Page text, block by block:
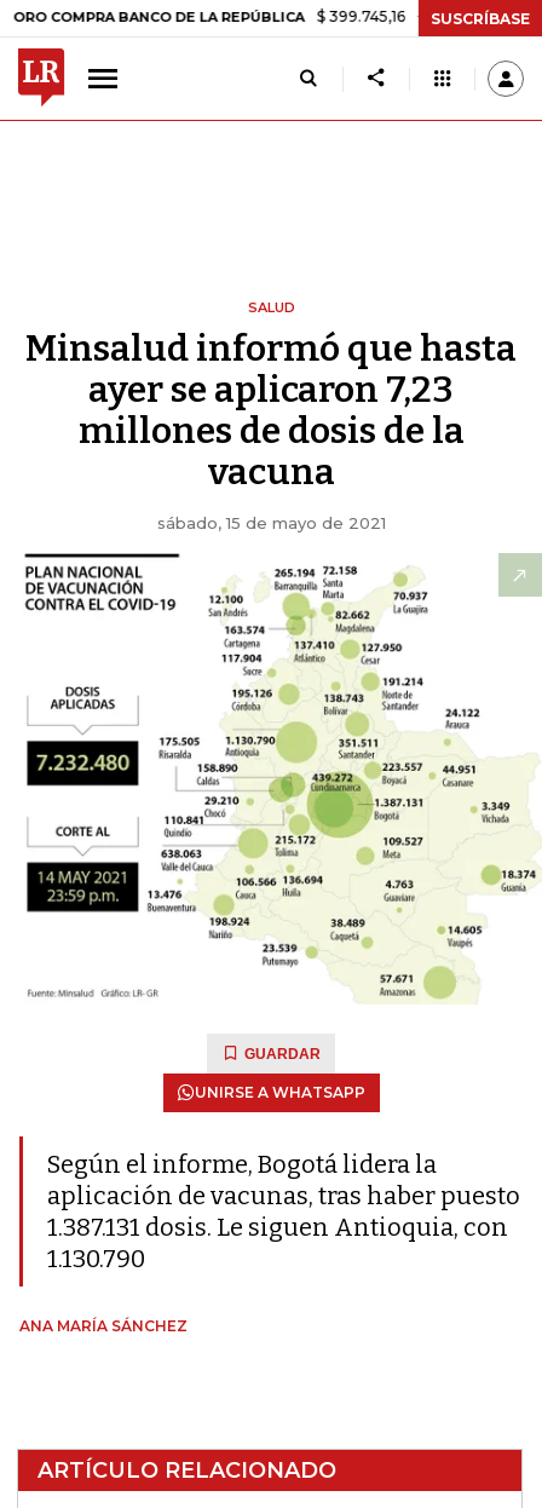
BANCO DE LA REPÚBLICA $ 399.745,16 +$ 2.295,71 +0,58%
SUSCRÍBASE
SALUD
Minsalud informó que hasta
ayer se aplicaron 7,23
millones de dosis de la
vacuna
sábado, 15 de mayo de 2021
GUARDAR
UNIRSE A WHATSAPP
Según el informe, Bogotá lidera la
aplicación de vacunas, tras haber puesto
1.387.131 dosis. Le siguen Antioquia, con
1.130.790
ANA MARÍA SÁNCHEZ
ARTÍCULO RELACIONADO